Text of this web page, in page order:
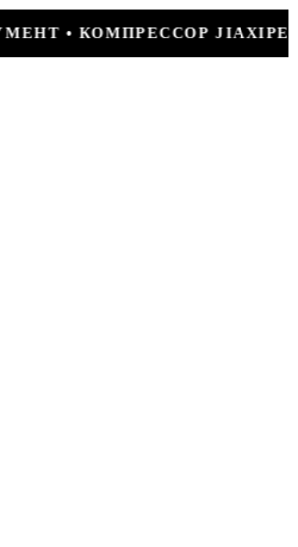
T1114YB, 170ВТ, R-600 =